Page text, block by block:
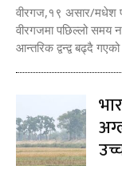
वीरगज,१९ असार/मधेश
वीरगजमा पछिल्लो समय
आन्तरिक द्वन्द्व बढ्दै